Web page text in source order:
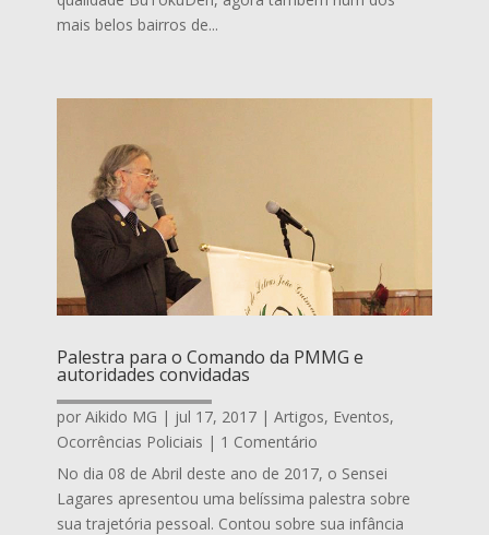
mais belos bairros de...
Palestra para o Comando da PMMG e
autoridades convidadas
por Aikido MG | jul 17, 2017| Artigos, Eventos,
Ocorrências Policiais | 1 Comentário
No dia 08 de Abril deste ano de 2017, o Sensei
Lagares apresentou uma belíssima palestra sobre
sua trajetória pessoal. Contou sobre sua infância